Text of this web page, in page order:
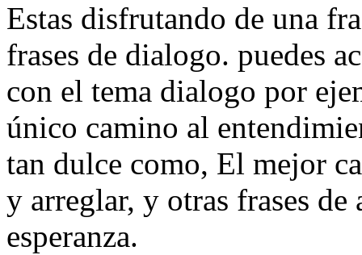
Estas disfrutando de una
frases de dialogo. puedes
con el tema dialogo por
único camino al
tan dulce como, El mejor
y arreglar, y otras frases de
esperanza.